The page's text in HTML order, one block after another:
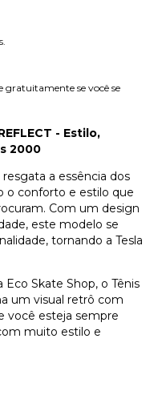
gratuitamente se você se
- Estilo,
2000
resgata a essência dos
o conforto e estilo que
Com um design
este modelo se
tornando a Tesla
Skate Shop, o Tênis
um visual retrô com
você esteja sempre
muito estilo e